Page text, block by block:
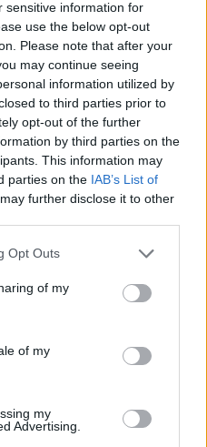
sensitive information for
use the below opt-out
Please note that after your
may continue seeing
information utilized by
to third parties prior to
opt-out of the further
by third parties on the
This information may
parties on the IAB’s List of
further disclose it to other
Opt Outs
of my
of my
my
Advertising.
vročinski val, a le za
številu podtaknjenih
policije
nakupa električnih